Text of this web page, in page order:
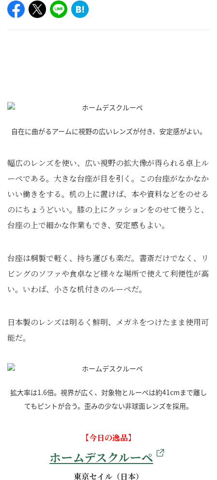
自在に曲がるアームに視野の広いレンズが付き、安定感がよい。
幅広のレンズを使い、広い視野の拡大像が得られる卓上ル
ーペである。大きな台座が目を引く。この台座がなかなか
いい働きをする。机の上に置けば、本や資料などをのせる
のにちょうどいい。膝の上にクッションをのせて使うと、
台座の上で細かな作業もでき、安定感もよい。
台座は桐製で軽く、持ち運びも楽だ。書斎だけでなく、リ
ビングのソファや食卓など様々な場所で使えて利便性が高
い。いわば、小さな机付きのルーペだ。
日本製のレンズは明るく鮮明、メガネをつけたまま使用可
能だ。
拡大率は1.6倍。視界が広く、対象物とルーペは約41cmまで離し
てもピントが合う。歪みの少ない非球面レンズを採用。
【今日の逸品】
ホームデスクルーペ
東京セイル（日本）